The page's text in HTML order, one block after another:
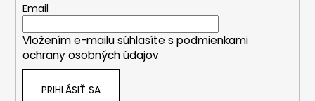
Email
Vložením e-mailu súhlasíte s podmienkami
ochrany osobných údajov
PRIHLÁSIŤ SA